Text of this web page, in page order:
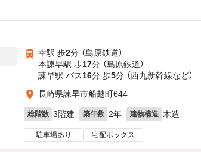
幸駅 歩2分 （島原鉄道）
本諫早駅 歩17分 （島原鉄道）
諫早駅 バス16分 歩5分 （西九新幹線など）
長崎県諫早市船越町644
総階数 3階建 築年数 2年 建物構造 木造
駐車場あり 宅配ボックス